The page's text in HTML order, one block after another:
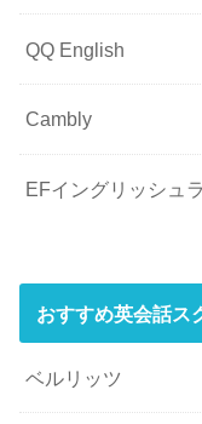
QQ English
Cambly
EFイングリッシュ
おすすめ英会話ス
ベルリッツ